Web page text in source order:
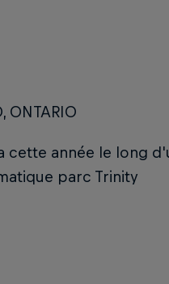
ONTARIO
cette année le long
parc Trinity